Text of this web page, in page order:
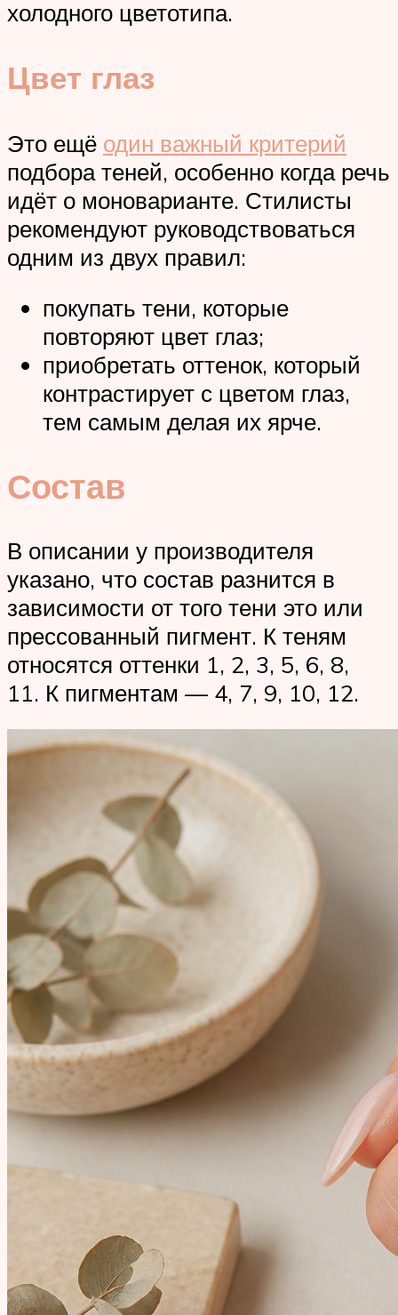
холодного цветотипа.
Цвет глаз
Это ещё один важный критерий
подбора теней, особенно когда речь
идёт о моноварианте. Стилисты
рекомендуют руководствоваться
одним из двух правил:
покупать тени, которые
повторяют цвет глаз;
приобретать оттенок, который
контрастирует с цветом глаз,
тем самым делая их ярче.
Состав
В описании у производителя
указано, что состав разнится в
зависимости от того тени это или
прессованный пигмент. К теням
относятся оттенки 1, 2, 3, 5, 6, 8,
11. К пигментам — 4, 7, 9, 10, 12.